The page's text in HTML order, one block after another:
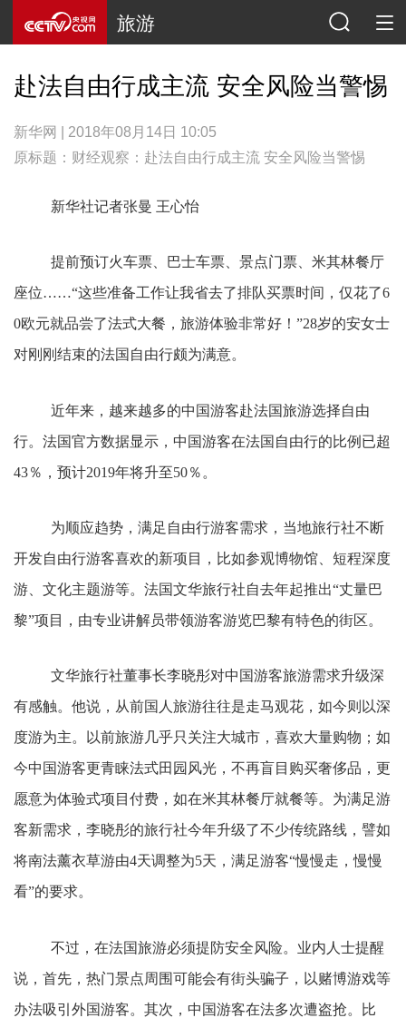
旅游
赴法自由行成主流 安全风险当警惕
新华网 | 2018年08月14日 10:05
原标题：财经观察：赴法自由行成主流 安全风险当警惕
新华社记者张曼 王心怡
提前预订火车票、巴士车票、景点门票、米其林餐厅
座位……“这些准备工作让我省去了排队买票时间，仅花了6
0欧元就品尝了法式大餐，旅游体验非常好！”28岁的安女士
对刚刚结束的法国自由行颇为满意。
近年来，越来越多的中国游客赴法国旅游选择自由
行。法国官方数据显示，中国游客在法国自由行的比例已超
43％，预计2019年将升至50％。
为顺应趋势，满足自由行游客需求，当地旅行社不断
开发自由行游客喜欢的新项目，比如参观博物馆、短程深度
游、文化主题游等。法国文华旅行社自去年起推出“丈量巴
黎”项目，由专业讲解员带领游客游览巴黎有特色的街区。
文华旅行社董事长李晓彤对中国游客旅游需求升级深
有感触。他说，从前国人旅游往往是走马观花，如今则以深
度游为主。以前旅游几乎只关注大城市，喜欢大量购物；如
今中国游客更青睐法式田园风光，不再盲目购买奢侈品，更
愿意为体验式项目付费，如在米其林餐厅就餐等。为满足游
客新需求，李晓彤的旅行社今年升级了不少传统路线，譬如
将南法薰衣草游由4天调整为5天，满足游客“慢慢走，慢慢
看”的要求。
不过，在法国旅游必须提防安全风险。业内人士提醒
说，首先，热门景点周围可能会有街头骗子，以赌博游戏等
办法吸引外国游客。其次，中国游客在法多次遭盗抢。比